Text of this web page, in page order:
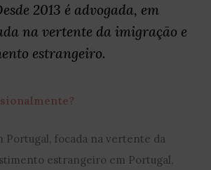
2013 é advogada, em
na vertente da imigração e
estrangeiro.
Portugal, focada na vertente da
estrangeiro em Portugal,